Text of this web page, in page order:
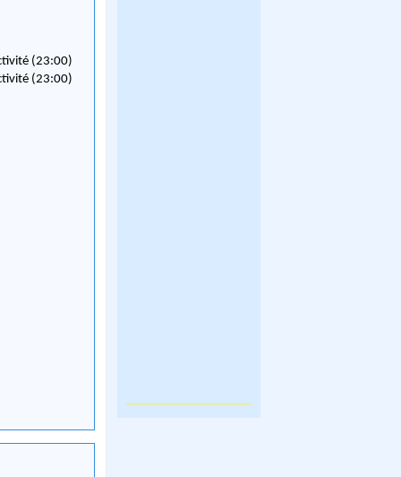
(23:00)
(23:00)